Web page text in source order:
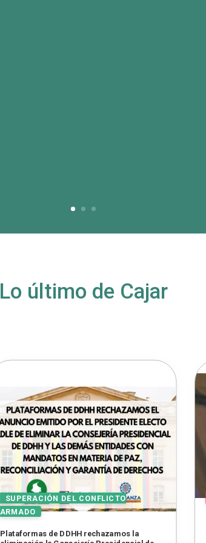
Lo último de Cajar
Plataformas de DDHH rechazamos la